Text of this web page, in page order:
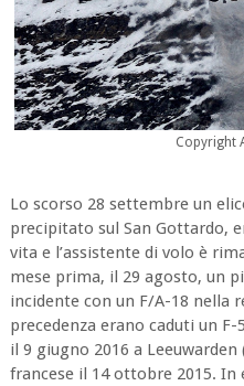
Copyright
Lo scorso 28 settembre un
precipitato sul San Gottardo,
vita e l’assistente di volo è
mese prima, il 29 agosto, un
incidente con un F/A-18 nella
precedenza erano caduti un
il 9 giugno 2016 a
francese il 14 ottobre 2015.